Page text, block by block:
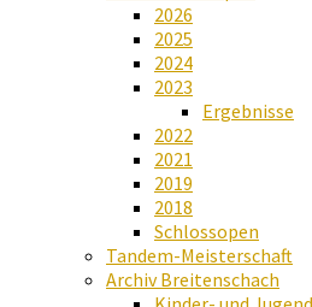
2026
2025
2024
2023
Ergebnisse
2022
2021
2019
2018
Schlossopen
Tandem-Meisterschaft
Archiv Breitenschach